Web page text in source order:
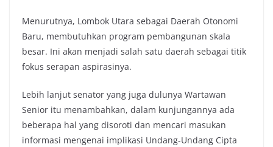
Menurutnya, Lombok Utara sebagai Daerah Otonomi
Baru, membutuhkan program pembangunan skala
besar. Ini akan menjadi salah satu daerah sebagai titik
fokus serapan aspirasinya.
Lebih lanjut senator yang juga dulunya Wartawan
Senior itu menambahkan, dalam kunjungannya ada
beberapa hal yang disoroti dan mencari masukan
informasi mengenai implikasi Undang-Undang Cipta